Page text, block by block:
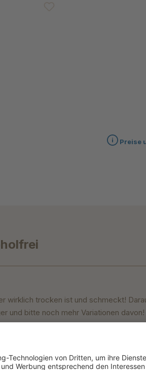
Preise
wirklich trocken ist und schmeckt!
und bitte noch mehr Variationen davon!
zu Wein
alkoholfreie Alternative zu